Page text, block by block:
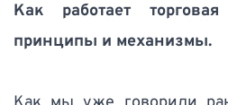
Как работает
принципы и механизмы.